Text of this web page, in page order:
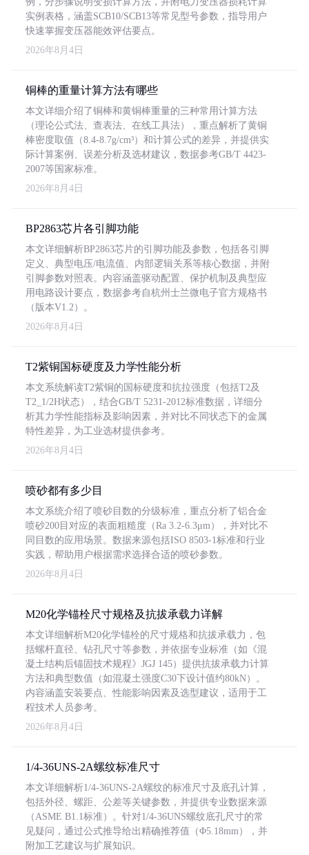
实例表格，涵盖SCB10/SCB13等常见型号参数，指导用户
快速掌握变压器能效评估要点。
2026年8月4日
铜棒的重量计算方法有哪些
本文详细介绍了铜棒和黄铜棒重量的三种常用计算方法
（理论公式法、查表法、在线工具法），重点解析了黄铜
棒密度取值（8.4-8.7g/cm³）和计算公式的差异，并提供实
际计算案例、误差分析及选材建议，数据参考GB/T 4423-
2007等国家标准。
2026年8月4日
BP2863芯片各引脚功能
本文详细解析BP2863芯片的引脚功能及参数，包括各引脚
定义、典型电压/电流值、内部逻辑关系等核心数据，并附
引脚参数对照表。内容涵盖驱动配置、保护机制及典型应
用电路设计要点，数据参考自杭州士兰微电子官方规格书
（版本V1.2）。
2026年8月4日
T2紫铜国标硬度及力学性能分析
本文系统解读T2紫铜的国标硬度和抗拉强度（包括T2及
T2_1/2H状态），结合GB/T 5231-2012标准数据，详细分
析其力学性能指标及影响因素，并对比不同状态下的金属
特性差异，为工业选材提供参考。
2026年8月4日
喷砂都有多少目
本文系统介绍了喷砂目数的分级标准，重点分析了铝合金
喷砂200目对应的表面粗糙度（Ra 3.2-6.3μm），并对比不
同目数的应用场景。数据来源包括ISO 8503-1标准和行业
实践，帮助用户根据需求选择合适的喷砂参数。
2026年8月4日
M20化学锚栓尺寸规格及抗拔承载力详解
本文详细解析M20化学锚栓的尺寸规格和抗拔承载力，包
括螺杆直径、钻孔尺寸等参数，并依据专业标准（如《混
凝土结构后锚固技术规程》JGJ 145）提供抗拔承载力计算
方法和典型数值（如混凝土强度C30下设计值约80kN）。
内容涵盖安装要点、性能影响因素及选型建议，适用于工
程技术人员参考。
2026年8月4日
1/4-36UNS-2A螺纹标准尺寸
本文详细解析1/4-36UNS-2A螺纹的标准尺寸及底孔计算，
包括外径、螺距、公差等关键参数，并提供专业数据来源
（ASME B1.1标准）。针对1/4-36UNS螺纹底孔尺寸的常
见疑问，通过公式推导给出精确推荐值（Φ5.18mm），并
附加工艺建议与扩展知识。